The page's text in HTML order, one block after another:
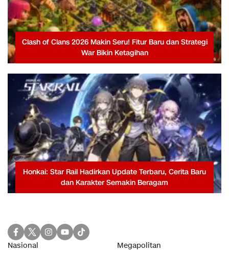
Clash of Clans 2026 Makin Seru! Fitur Baru dan Strategi
War Bikin Ketagihan
Honkai: Star Rail Hadirkan Update Terbaru, Cerita Baru
dan Karakter Semakin Beragam
Nasional
Megapolitan